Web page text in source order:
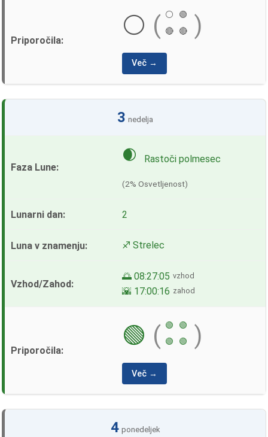
⚪ ( ⚪
🟢
🔴
🔴 )
Več →
3 nedelja
🌒 Rastoči polmesec
(2% Osvetljenost)
2
♐ Strelec
🌅 08:27:05 vzhod
🌇 17:00:16 zahod
🟢 ( 🟢
🟢
🟢
🟢 )
Več →
4 ponedeljek